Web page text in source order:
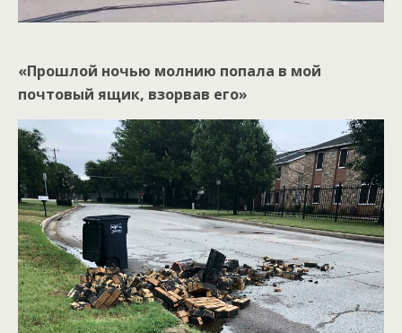
«Прошлой ночью молнию попала в мой
почтовый ящик, взорвав его»